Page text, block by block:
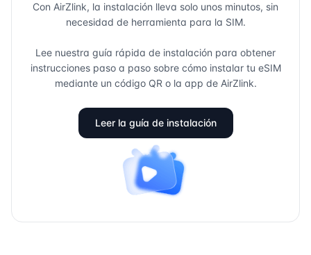
Con AirZlink, la instalación lleva solo unos minutos, sin
necesidad de herramienta para la SIM.
Lee nuestra guía rápida de instalación para obtener
instrucciones paso a paso sobre cómo instalar tu eSIM
mediante un código QR o la app de AirZlink.
Leer la guía de instalación